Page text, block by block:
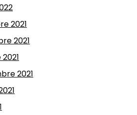
2021
2021
2021